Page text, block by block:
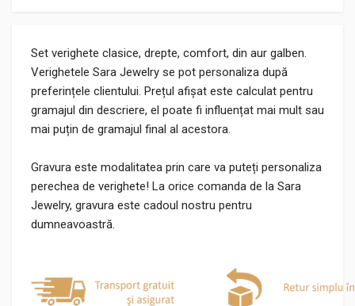
Set verighete clasice, drepte, comfort, din aur galben.
Verighetele Sara Jewelry se pot personaliza după
preferințele clientului. Prețul afișat este calculat pentru
gramajul din descriere, el poate fi influențat mai mult sau
mai puțin de gramajul final al acestora.
Gravura este modalitatea prin care va puteți personaliza
perechea de verighete! La orice comanda de la Sara
Jewelry, gravura este cadoul nostru pentru
dumneavoastră.